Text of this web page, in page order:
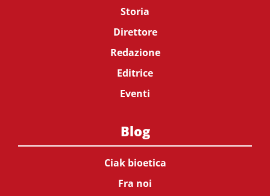
Storia
Direttore
Redazione
Editrice
Eventi
Blog
Ciak bioetica
Fra noi